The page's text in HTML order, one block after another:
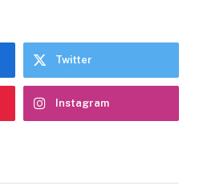
Twitter
Instagram